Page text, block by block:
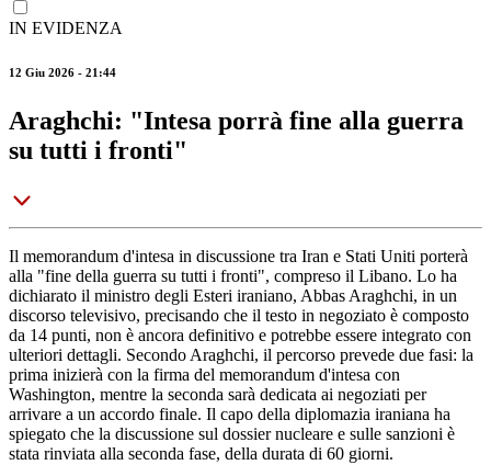
IN EVIDENZA
12 Giu 2026 - 21:44
Araghchi: "Intesa porrà fine alla guerra
su tutti i fronti"
Il memorandum d'intesa in discussione tra Iran e Stati Uniti porterà
alla "fine della guerra su tutti i fronti", compreso il Libano. Lo ha
dichiarato il ministro degli Esteri iraniano, Abbas Araghchi, in un
discorso televisivo, precisando che il testo in negoziato è composto
da 14 punti, non è ancora definitivo e potrebbe essere integrato con
ulteriori dettagli. Secondo Araghchi, il percorso prevede due fasi: la
prima inizierà con la firma del memorandum d'intesa con
Washington, mentre la seconda sarà dedicata ai negoziati per
arrivare a un accordo finale. Il capo della diplomazia iraniana ha
spiegato che la discussione sul dossier nucleare e sulle sanzioni è
stata rinviata alla seconda fase, della durata di 60 giorni.